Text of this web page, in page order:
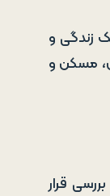
زندگی و
مسکن و
قرار